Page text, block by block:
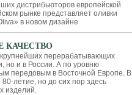
дистрибьюторов европейской
рынке представляет оливки
в новом дизайне
КАЧЕСТВО
перерабатывающих
но и в России. А по уровню
передовым в Восточной Европе. В
летие, но до сих пор здесь
изделий.